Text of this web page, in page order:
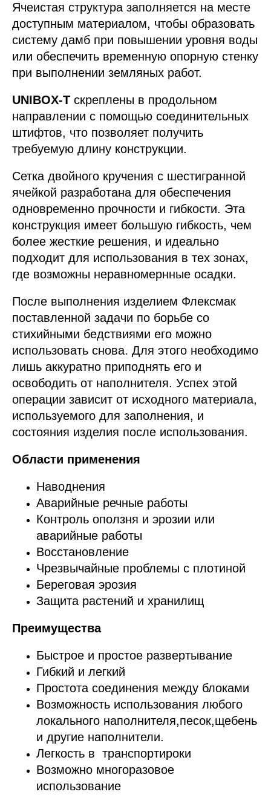
Ячеистая структура заполняется на месте
доступным материалом, чтобы образовать
систему дамб при повышении уровня воды
или обеспечить временную опорную стенку
при выполнении земляных работ.
UNIBOX-T скреплены в продольном
направлении с помощью соединительных
штифтов, что позволяет получить
требуемую длину конструкции.
Сетка двойного кручения c шестигранной
ячейкой разработана для обеспечения
одновременно прочности и гибкости. Эта
конструкция имеет большую гибкость, чем
более жесткие решения, и идеально
подходит для использования в тех зонах,
где возможны неравномернные осадки.
После выполнения изделием Флексмак
поставленной задачи по борьбе со
стихийными бедствиями его можно
использовать снова. Для этого необходимо
лишь аккуратно приподнять его и
освободить от наполнителя. Успех этой
операции зависит от исходного материала,
используемого для заполнения, и
состояния изделия после использования.
Области применения
Наводнения
Аварийные речные работы
Контроль оползня и эрозии или
аварийные работы
Восстановление
Чрезвычайные проблемы с плотиной
Береговая эрозия
Защита растений и хранилищ
Преимущества
Быстрое и простое развертывание
Гибкий и легкий
Простота соединения между блоками
Возможность использования любого
локального наполнителя,песок,щебень
и другие наполнители.
Легкость в транспортироки
Возможно многоразовое
использование